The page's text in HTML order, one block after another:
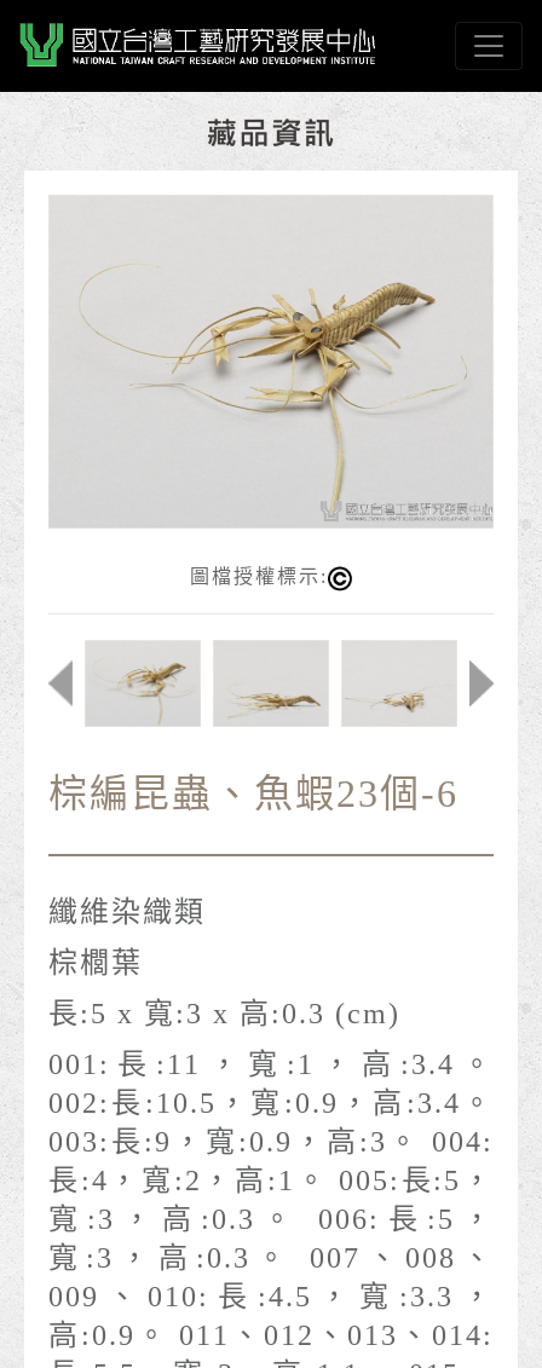
國立臺灣工藝研究發
網頁導覽
圖檔授權標示:
棕編昆蟲、魚蝦23個-6
纖維染織類
棕櫚葉
長:5 x 寬:3 x 高:0.3 (cm)
001:長:11，寬:1，高:3.4。
002:長:10.5，寬:0.9，高:3.4。
003:長:9，寬:0.9，高:3。 004:
長:4，寬:2，高:1。 005:長:5，
寬:3，高:0.3。 006:長:5，
寬:3，高:0.3。 007、008、
009、010:長:4.5，寬:3.3，
高:0.9。 011、012、013、014: